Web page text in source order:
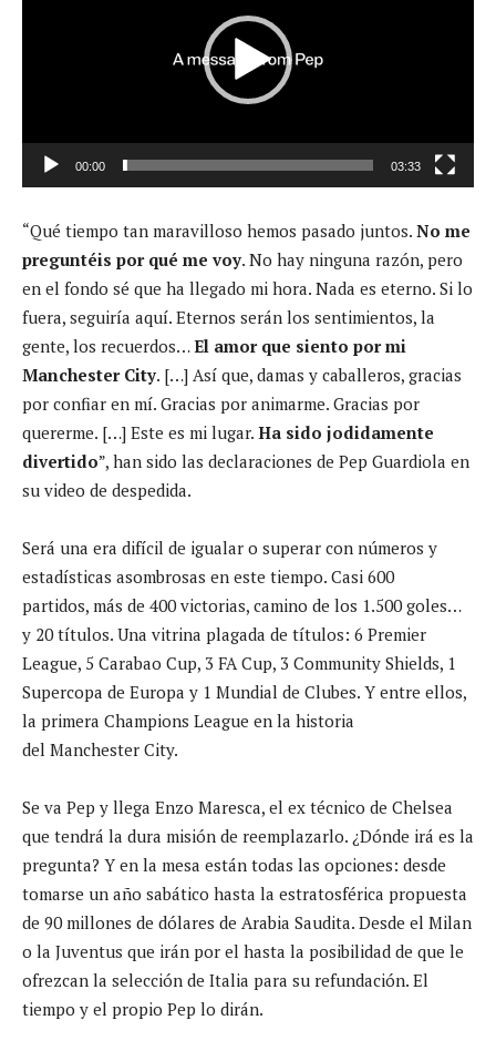
c
r
d
e
v
í
d
e
o
00:00 03:33
“Qué tiempo tan maravilloso hemos pasado juntos. No me
preguntéis por qué me voy. No hay ninguna razón, pero
en el fondo sé que ha llegado mi hora. Nada es eterno. Si lo
fuera, seguiría aquí. Eternos serán los sentimientos, la
gente, los recuerdos…El amor que siento por mi
Manchester City. […] Así que, damas y caballeros, gracias
por confiar en mí. Gracias por animarme. Gracias por
quererme. […] Este es mi lugar. Ha sido jodidamente
divertido”, han sido las declaraciones de Pep Guardiola en
su video de despedida.
Será una era difícil de igualar o superar con números y
estadísticas asombrosas en este tiempo. Casi 600
partidos, más de 400 victorias, camino de los 1.500 goles…
y 20 títulos. Una vitrina plagada de títulos: 6 Premier
League, 5 Carabao Cup, 3 FA Cup, 3 Community Shields, 1
Supercopa de Europa y 1 Mundial de Clubes. Y entre ellos,
la primera Champions League en la historia
del Manchester City.
Se va Pep y llega Enzo Maresca, el ex técnico de Chelsea
que tendrá la dura misión de reemplazarlo. ¿Dónde irá es la
pregunta? Y en la mesa están todas las opciones: desde
tomarse un año sabático hasta la estratosférica propuesta
de 90 millones de dólares de Arabia Saudita. Desde el Milan
o la Juventus que irán por el hasta la posibilidad de que le
ofrezcan la selección de Italia para su refundación. El
tiempo y el propio Pep lo dirán.